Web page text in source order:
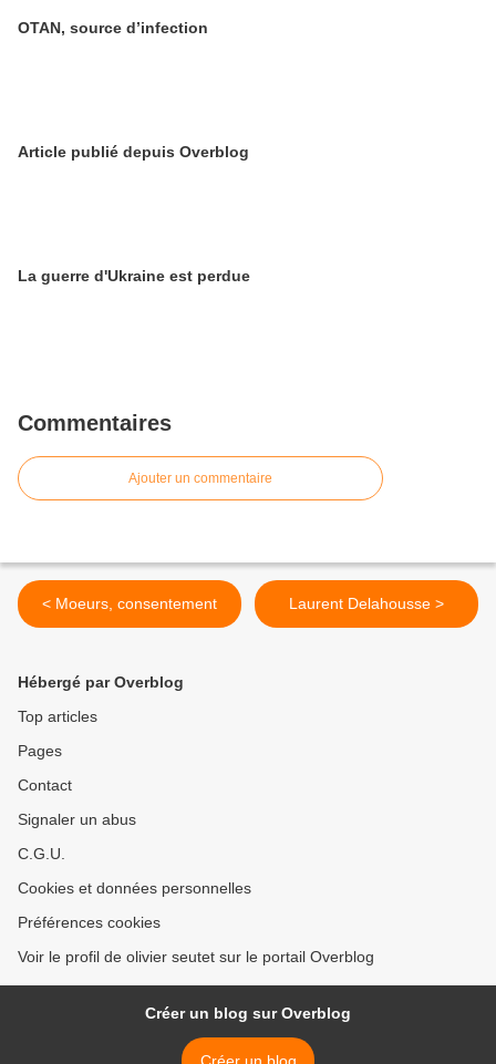
OTAN, source d’infection
Article publié depuis Overblog
La guerre d'Ukraine est perdue
Commentaires
Ajouter un commentaire
< Moeurs, consentement Laurent Delahousse >
Hébergé par Overblog
Top articles
Pages
Contact
Signaler un abus
C.G.U.
Cookies et données personnelles
Préférences cookies
Voir le profil de olivier seutet sur le portail Overblog
Créer un blog sur Overblog